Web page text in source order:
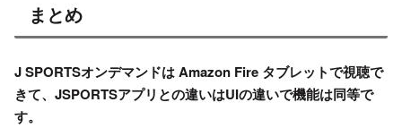
まとめ
J SPORTSオンデマンドは Amazon Fire タブレットで視聴で
きて、JSPORTSアプリとの違いはUIの違いで機能は同等で
す。